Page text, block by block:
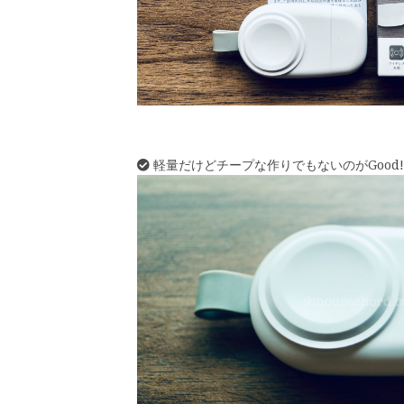
軽量だけどチープな作りでもないのがGood!